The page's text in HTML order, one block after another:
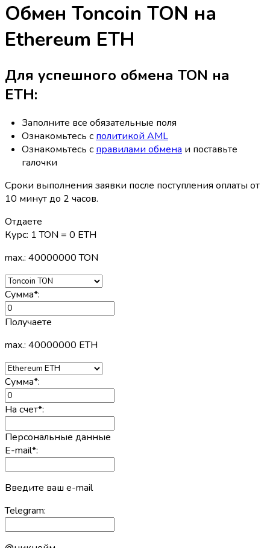
Обмен Toncoin TON на
Ethereum ETH
Для успешного обмена TON на
ETH:
Заполните все обязательные поля
Ознакомьтесь с политикой AML
Ознакомьтесь с правилами обмена и поставьте
галочки
Сроки выполнения заявки после поступления оплаты от
10 минут до 2 часов.
Отдаете
Курс: 1 TON = 0 ETH
max.: 40000000 TON
Сумма*:
Получаете
max.: 40000000 ETH
Сумма*:
На счет*:
Персональные данные
E-mail*:
Введите ваш e-mail
Telegram: